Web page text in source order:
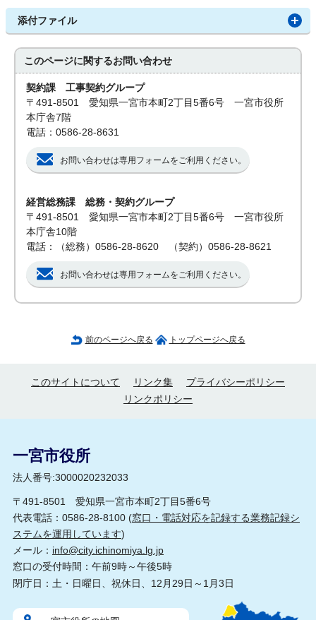
添付ファイル
このページに関するお問い合わせ
契約課 工事契約グループ
〒491-8501 愛知県一宮市本町2丁目5番6号 一宮市役所
本庁舎7階
電話：0586-28-8631
お問い合わせは専用フォームをご利用ください。
経営総務課 総務・契約グループ
〒491-8501 愛知県一宮市本町2丁目5番6号 一宮市役所
本庁舎10階
電話：（総務）0586-28-8620 （契約）0586-28-8621
お問い合わせは専用フォームをご利用ください。
前のページへ戻る トップページへ戻る
このサイトについて リンク集
プライバシーポリシー
リンクポリシー
一宮市役所
法人番号:3000020232033
〒491-8501 愛知県一宮市本町2丁目5番6号
代表電話：0586-28-8100 (窓口・電話対応を記録する業務記録シ
ステムを運用しています)
メール： info@city.ichinomiya.lg.jp
窓口の受付時間：午前9時～午後5時
閉庁日：土・日曜日、祝休日、12月29日～1月3日